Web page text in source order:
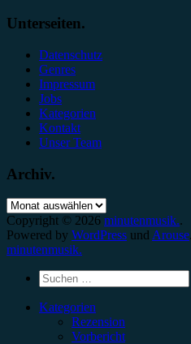
Unterseiten.
Datenschutz
Genres
Impressum
Jobs
Kategorien
Kontakt
Unser Team
Archiv.
Archiv.
Copyright © 2026 minutenmusik..
Powered by WordPress und Arouse.
minutenmusik.
Suchen
nach:
Kategorien
Rezension
Vorbericht